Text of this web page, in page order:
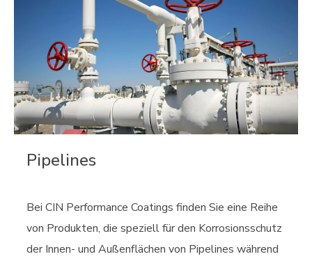
Pipelines
Bei CIN Performance Coatings finden Sie eine Reihe
von Produkten, die speziell für den Korrosionsschutz
der Innen- und Außenflächen von Pipelines während